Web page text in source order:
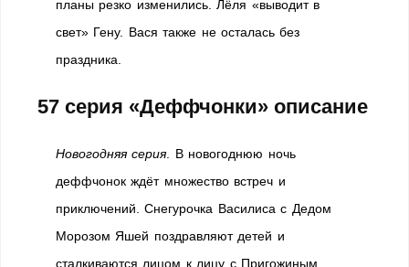
планы резко изменились. Лёля «выводит в
свет» Гену. Вася также не осталась без
праздника.
57 серия «Деффчонки» описание
Новогодняя серия. В новогоднюю ночь
деффчонок ждёт множество встреч и
приключений. Снегурочка Василиса с Дедом
Морозом Яшей поздравляют детей и
сталкиваются лицом к лицу с Пригожиным.